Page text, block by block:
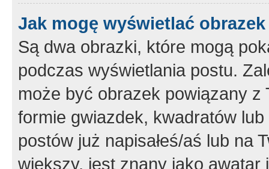
Jak mogę wyświetlać
Są dwa obrazki, które mogą
podczas wyświetlania postu.
może być obrazek powiązany z
formie gwiazdek, kwadratów
postów już napisałeś/aś lub na
większy, jest znany jako